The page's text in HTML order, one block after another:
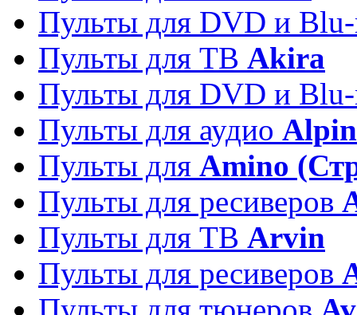
Пульты для DVD и
Пульты для ТВ Akira
Пульты для DVD и
Пульты для аудио
Пульты для Amino
Пульты для ресиверов
Пульты для ТВ Arvin
Пульты для ресиверов